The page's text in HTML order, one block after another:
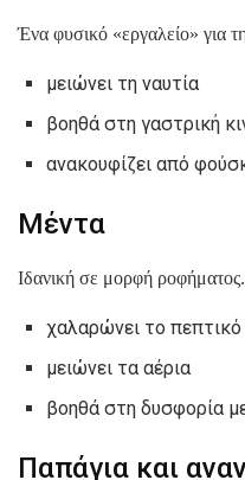
Ένα φυσικό «εργαλείο» για
μειώνει τη ναυτία
βοηθά στη γαστρική
ανακουφίζει από
Μέντα
Ιδανική σε μορφή ροφήματος.
χαλαρώνει το
μειώνει τα αέρια
βοηθά στη δυσφορία
Παπάγια και